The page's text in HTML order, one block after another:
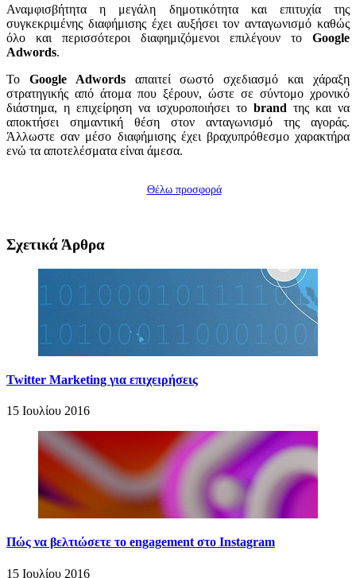
Αναμφισβήτητα η μεγάλη δημοτικότητα και επιτυχία της
συγκεκριμένης διαφήμισης έχει αυξήσει τον ανταγωνισμό καθώς
όλο και περισσότεροι διαφημιζόμενοι επιλέγουν το Google
Adwords.
Το Google Adwordsαπαιτεί σωστό σχεδιασμό και χάραξη
στρατηγικής από άτομα που ξέρουν, ώστε σε σύντομο χρονικό
διάστημα, η επιχείρηση να ισχυροποιήσει το brand της και να
αποκτήσει σημαντική θέση στον ανταγωνισμό της αγοράς.
Άλλωστε σαν μέσο διαφήμισης έχει βραχυπρόθεσμο χαρακτήρα
ενώ τα αποτελέσματα είναι άμεσα.
Θέλω προσφορά
Σχετικά Άρθρα
Twitter Marketing για επιχειρήσεις
15 Ιουλίου 2016
Πώς να βελτιώσετε το engagement στο Instagram
15 Ιουλίου 2016